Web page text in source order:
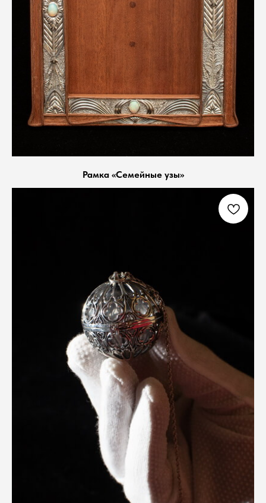
Рамка «Семейные узы»